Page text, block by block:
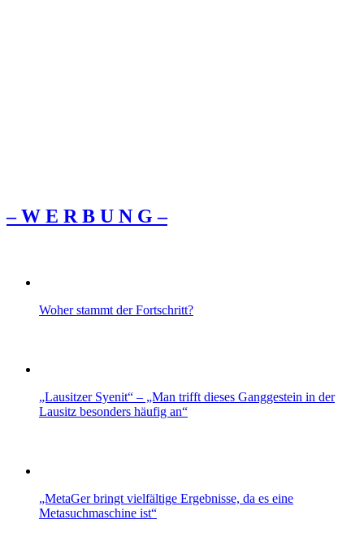
– W Ε R Β U Ν G –
Woher stammt der Fortschritt?
„Lausitzer Syenit“ – „Man trifft dieses Ganggestein in der
Lausitz besonders häufig an“
„MetaGer bringt vielfältige Ergebnisse, da es eine
Metasuchmaschine ist“